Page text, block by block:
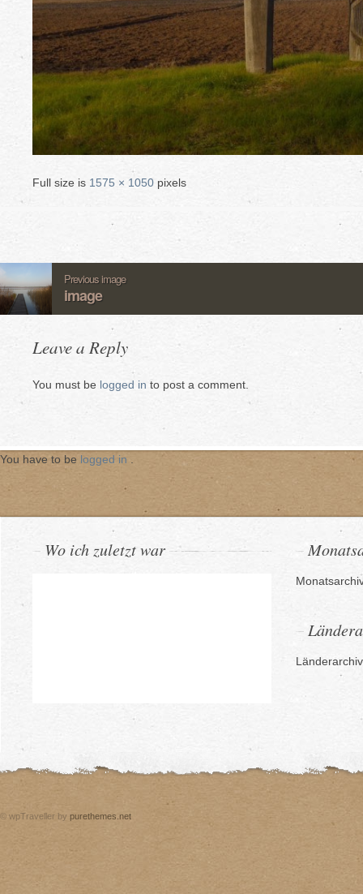
Full size is 1575 × 1050 pixels
Previous image
image
Leave a Reply
You must be logged in to post a comment.
You have to be logged in
Wo ich zuletzt war
Länderarchiv
© wpTraveller by purethemes.net